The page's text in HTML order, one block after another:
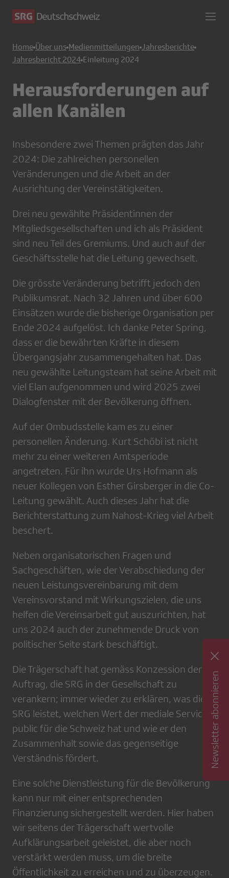
Home Über uns Medienmitteilungen Jahresberichte
Jahresbericht 2024 Einleitung 2024
Herausforderungen auf
allen Kanälen
Insbesondere zwei Themen prägten das Jahr
2024: Die zahlreichen personellen
Veränderungen und die Arbeit an der
Ausrichtung der Vereinstätigkeiten.
Drei neu gewählte Präsidentinnen der
Mitgliedsgesellschaften und ich als Präsident
sind neu Teil des Gremiums. Und auch auf der
Geschäftsstelle hat die Leitung gewechselt.
Die grösste Veränderung betrifft jedoch den
Publikumsrat. Nach 32 Jahren und über 600
Einsätzen wurde die bisherige Organisation per
Ende 2024 aufgelöst. Ich danke Peter Spring,
dass er die bewährten Kräfte in diesem
Übergangsjahr zusammengehalten hat. Das
neu gewählte Leitungsteam hat seine Arbeit mit
viel Elan aufgenommen und wird 2025 zwei
Dialogfenster mit der Bevölkerung öffnen.
Auf der Ombudsstelle kam es zu einer
personellen Änderung. Kurt Schöbi ist nicht
mehr zu einer weiteren Amtsperiode
angetreten. Für ihn wurde Urs Hofmann als
neuer Kollegen von Esther Girsberger in die Co-
Leitung gewählt. Auch dieses Jahr hat die
Berichterstattung zum Nahost-Krieg viel Arbeit
beschert.
Neben organisatorischen Fragen und
Sachgeschäften, wie der Verabschiedung der
neuen Leistungsvereinbarung mit dem
Vereinsvorstand mit Wirkungszielen, die uns
helfen die Vereinsarbeit gut auszurichten, hat
uns 2024 auch der zunehmende Druck von
politischer Seite stark beschäftigt.
Die Trägerschaft hat gemäss Konzession den
Auftrag, die SRG in der Gesellschaft zu
verankern; immer wieder zu erklären, was die
SRG leistet, welchen Wert der mediale Service
public für die Schweiz hat und wie er den
Zusammenhalt sowie das gegenseitige
Verständnis fördert.
Eine solche Dienstleistung für die Bevölkerung
kann nur mit einer entsprechenden
Finanzierung sichergestellt werden. Hier haben
wir seitens der Trägerschaft wertvolle
Aufklärungsarbeit geleistet, die aber noch
verstärkt werden muss, um die breite
Öffentlichkeit zu erreichen und zu überzeugen.
Newsletter abonnieren